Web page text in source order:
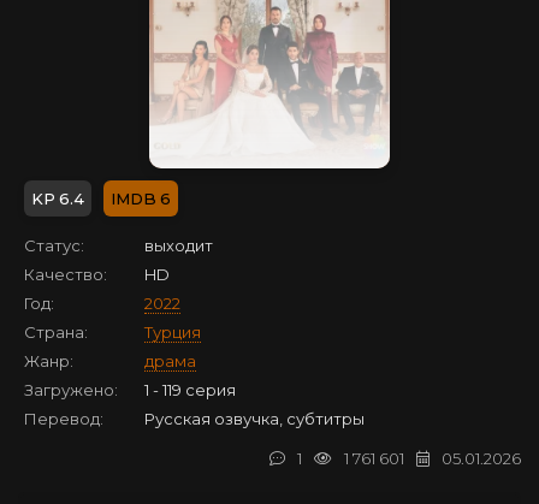
6.4 6
Статус:
выходит
Качество:
HD
Год:
2022
Страна:
Турция
Жанр:
драма
Загружено:
1 - 119 серия
Перевод:
Русская озвучка, субтитры
05.01.2026
1 761 601
1